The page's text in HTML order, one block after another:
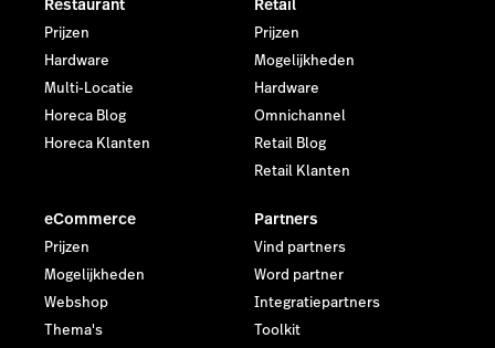
Prijzen
Hardware
Multi-Locatie
Horeca Blog
Horeca Klanten
Prijzen
Mogelijkheden
Hardware
Omnichannel
Retail Blog
Retail Klanten
eCommerce
Prijzen
Mogelijkheden
Webshop
Thema's
Partners
Vind partners
Word partner
Integratiepartners
Toolkit